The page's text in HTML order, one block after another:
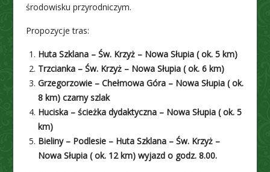
środowisku przyrodniczym.
Propozycje tras:
Huta Szklana – Św. Krzyż – Nowa Słupia ( ok. 5 km)
Trzcianka – Św. Krzyż – Nowa Słupia ( ok. 6 km)
Grzegorzowie – Chełmowa Góra – Nowa Słupia ( ok.
8 km) czarny szlak
Huciska – ścieżka dydaktyczna – Nowa Słupia ( ok. 5
km)
Bieliny – Podlesie – Huta Szklana – Św. Krzyż –
Nowa Słupia ( ok. 12 km) wyjazd o godz. 8.00.